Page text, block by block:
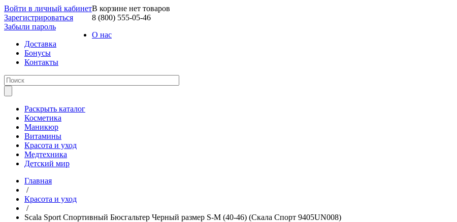
Войти в личный кабинет
Зарегистрироваться
Забыли пароль
В корзине нет товаров
8 (800) 555-05-46
О нас
Доставка
Бонусы
Контакты
Раскрыть каталог
Косметика
Маникюр
Витамины
Красота и уход
Медтехника
Детский мир
Главная
/
Красота и уход
/
Scala Sport Спортивный Бюсгальтер Черный размер S-M (40-46) (Скала Спорт 9405UN008)